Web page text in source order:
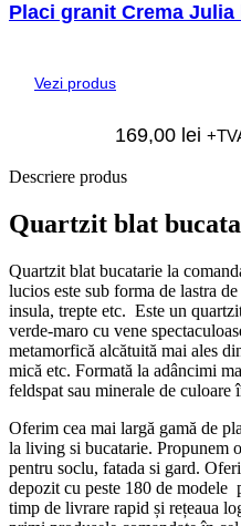
Placi granit Crema
Vezi produs
169,00 lei
Descriere produs
Quartzit blat
Quartzit blat bucatarie la
lucios este sub forma de lastra
insula, trepte etc. Este un
verde-maro cu vene
metamorfică alcătuită mai ales
mică etc. Formată la adâncimi
feldspat sau minerale de culoare
Oferim cea mai largă gamă de
la living si bucatarie. Propunem
pentru soclu, fatada si gard.
depozit cu peste 180 de
timp de livrare rapid și rețeaua